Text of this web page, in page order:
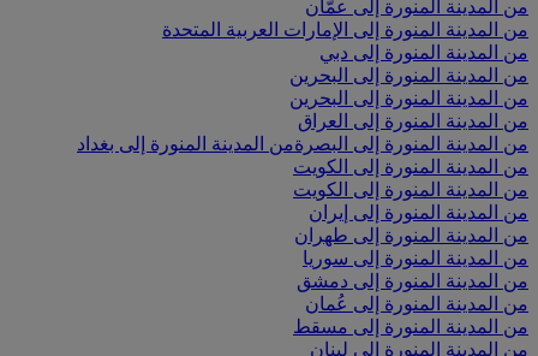
من المدينة المنورة إلى عمّان
من المدينة المنورة إلى الإمارات العربية المتحدة
من المدينة المنورة إلى دبي
من المدينة المنورة إلى البحرين
من المدينة المنورة إلى البحرين
من المدينة المنورة إلى العراق
من المدينة المنورة إلى البصرةمن المدينة المنورة إلى بغداد
من المدينة المنورة إلى الكويت
من المدينة المنورة إلى الكويت
من المدينة المنورة إلى إيران
من المدينة المنورة إلى طهران
من المدينة المنورة إلى سوريا
من المدينة المنورة إلى دمشق
من المدينة المنورة إلى عُمان
من المدينة المنورة إلى مسقط
من المدينة المنورة إلى لبنان